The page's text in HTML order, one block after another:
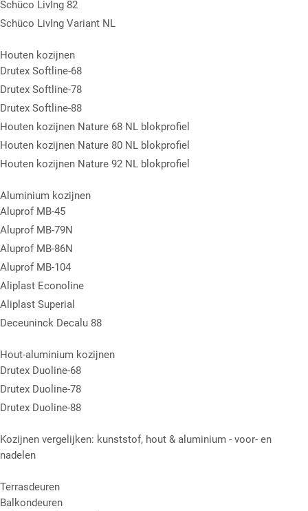
Schüco LivIng 82
Schüco LivIng Variant NL
Houten kozijnen
Drutex Softline-68
Drutex Softline-78
Drutex Softline-88
Houten kozijnen Nature 68 NL blokprofiel
Houten kozijnen Nature 80 NL blokprofiel
Houten kozijnen Nature 92 NL blokprofiel
Aluminium kozijnen
Aluprof MB-45
Aluprof MB-79N
Aluprof MB-86N
Aluprof MB-104
Aliplast Econoline
Aliplast Superial
Deceuninck Decalu 88
Hout-aluminium kozijnen
Drutex Duoline-68
Drutex Duoline-78
Drutex Duoline-88
Kozijnen vergelijken: kunststof, hout & aluminium - voor- en
nadelen
Terrasdeuren
Balkondeuren